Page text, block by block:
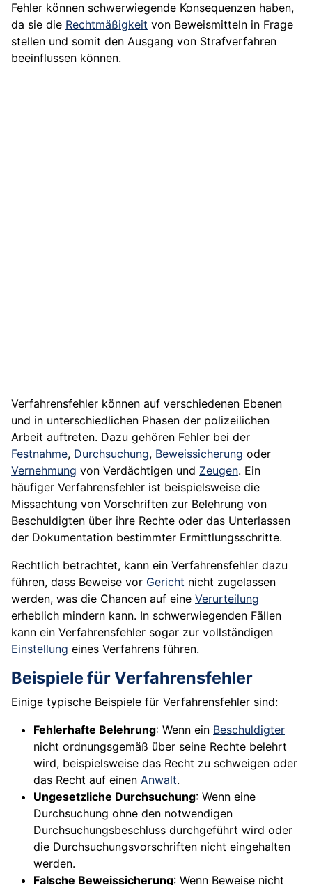
Fehler können schwerwiegende Konsequenzen haben,
da sie die Rechtmäßigkeit von Beweismitteln in Frage
stellen und somit den Ausgang von Strafverfahren
beeinflussen können.
Verfahrensfehler können auf verschiedenen Ebenen
und in unterschiedlichen Phasen der polizeilichen
Arbeit auftreten. Dazu gehören Fehler bei der
Festnahme, Durchsuchung, Beweissicherung oder
Vernehmung von Verdächtigen und Zeugen. Ein
häufiger Verfahrensfehler ist beispielsweise die
Missachtung von Vorschriften zur Belehrung von
Beschuldigten über ihre Rechte oder das Unterlassen
der Dokumentation bestimmter Ermittlungsschritte.
Rechtlich betrachtet, kann ein Verfahrensfehler dazu
führen, dass Beweise vor Gericht nicht zugelassen
werden, was die Chancen auf eine Verurteilung
erheblich mindern kann. In schwerwiegenden Fällen
kann ein Verfahrensfehler sogar zur vollständigen
Einstellung eines Verfahrens führen.
Beispiele für Verfahrensfehler
Einige typische Beispiele für Verfahrensfehler sind:
Fehlerhafte Belehrung: Wenn ein Beschuldigter
nicht ordnungsgemäß über seine Rechte belehrt
wird, beispielsweise das Recht zu schweigen oder
das Recht auf einen Anwalt.
Ungesetzliche Durchsuchung: Wenn eine
Durchsuchung ohne den notwendigen
Durchsuchungsbeschluss durchgeführt wird oder
die Durchsuchungsvorschriften nicht eingehalten
werden.
Falsche Beweissicherung: Wenn Beweise nicht